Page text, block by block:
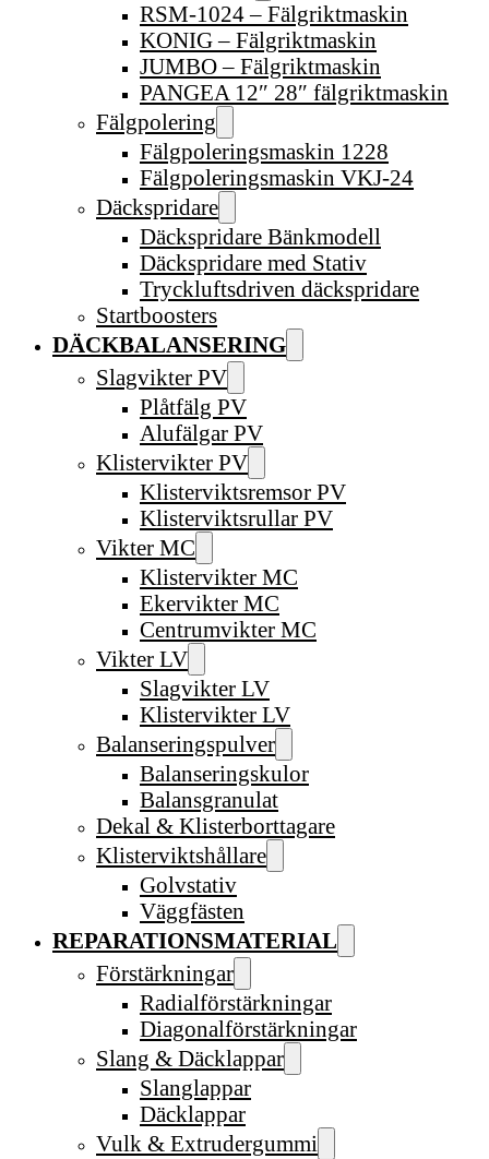
RSM-1024 – Fälgriktmaskin
KONIG – Fälgriktmaskin
JUMBO – Fälgriktmaskin
PANGEA 12″ 28″ fälgriktmaskin
Fälgpolering
Fälgpoleringsmaskin 1228
Fälgpoleringsmaskin VKJ-24
Däckspridare
Däckspridare Bänkmodell
Däckspridare med Stativ
Tryckluftsdriven däckspridare
Startboosters
DÄCKBALANSERING
Slagvikter PV
Plåtfälg PV
Alufälgar PV
Klistervikter PV
Klisterviktsremsor PV
Klisterviktsrullar PV
Vikter MC
Klistervikter MC
Ekervikter MC
Centrumvikter MC
Vikter LV
Slagvikter LV
Klistervikter LV
Balanseringspulver
Balanseringskulor
Balansgranulat
Dekal & Klisterborttagare
Klisterviktshållare
Golvstativ
Väggfästen
REPARATIONSMATERIAL
Förstärkningar
Radialförstärkningar
Diagonalförstärkningar
Slang & Däcklappar
Slanglappar
Däcklappar
Vulk & Extrudergummi